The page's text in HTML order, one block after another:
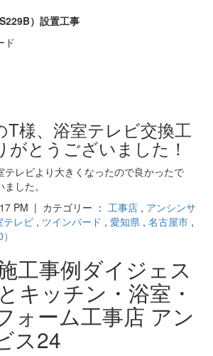
）設置工事
ド
T様、浴室テレビ交換工
がとうございました！
テレビより大きくなったので良かったで
した。
PM | カテゴリー ： 工事店 , アンシンサ
テレビ , ツインバード , 愛知県 , 名古屋市 ,
工事例ダイジェス
キッチン・浴室・
ォーム工事店 アン
ス24